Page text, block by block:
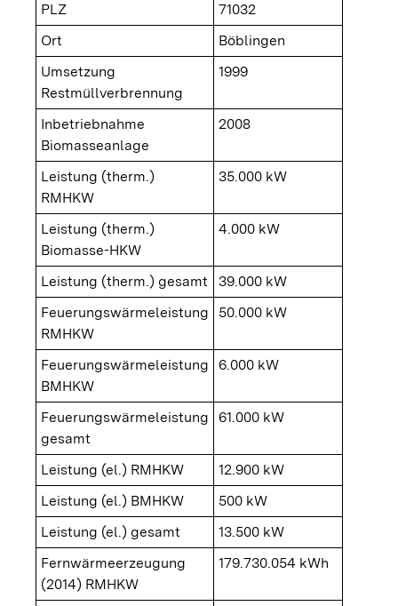
PLZ
71032
Ort
Böblingen
Umsetzung
Restmüllverbrennung
1999
Inbetriebnahme
Biomasseanlage
2008
Leistung (therm.)
RMHKW
35.000 kW
Leistung (therm.)
Biomasse-HKW
4.000 kW
Leistung (therm.) gesamt
39.000 kW
Feuerungswärmeleistung
RMHKW
50.000 kW
Feuerungswärmeleistung
BMHKW
6.000 kW
Feuerungswärmeleistung
gesamt
61.000 kW
Leistung (el.) RMHKW
12.900 kW
Leistung (el.) BMHKW
500 kW
Leistung (el.) gesamt
13.500 kW
Fernwärmeerzeugung
(2014) RMHKW
179.730.054 kWh